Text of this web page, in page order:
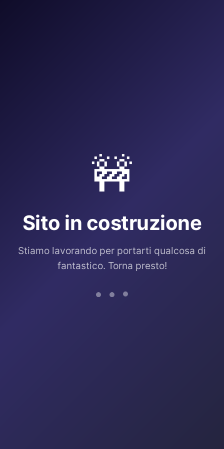
🚧
Sito in costruzione
Stiamo lavorando per portarti qualcosa di
fantastico. Torna presto!